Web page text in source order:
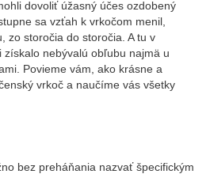
dovoliť úžasný účes ozdobený
sa vzťah k vrkočom menil,
zo storočia do storočia. A tu v
získalo nebývalú obľubu najmä u
Povieme vám, ako krásne a
vrkoč a naučíme vás všetky
bez preháňania nazvať špecifickým